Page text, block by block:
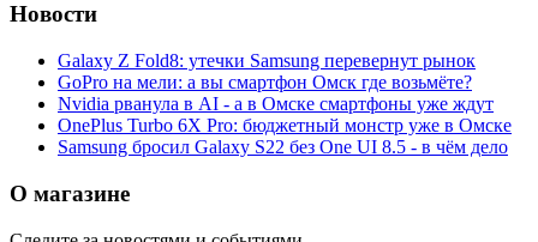
Новости
Galaxy Z Fold8: утечки Samsung перевернут рынок
GoPro на мели: а вы смартфон Омск где возьмёте?
Nvidia рванула в AI - а в Омске смартфоны уже ждут
OnePlus Turbo 6X Pro: бюджетный монстр уже в Омске
Samsung бросил Galaxy S22 без One UI 8.5 - в чём дело
О магазине